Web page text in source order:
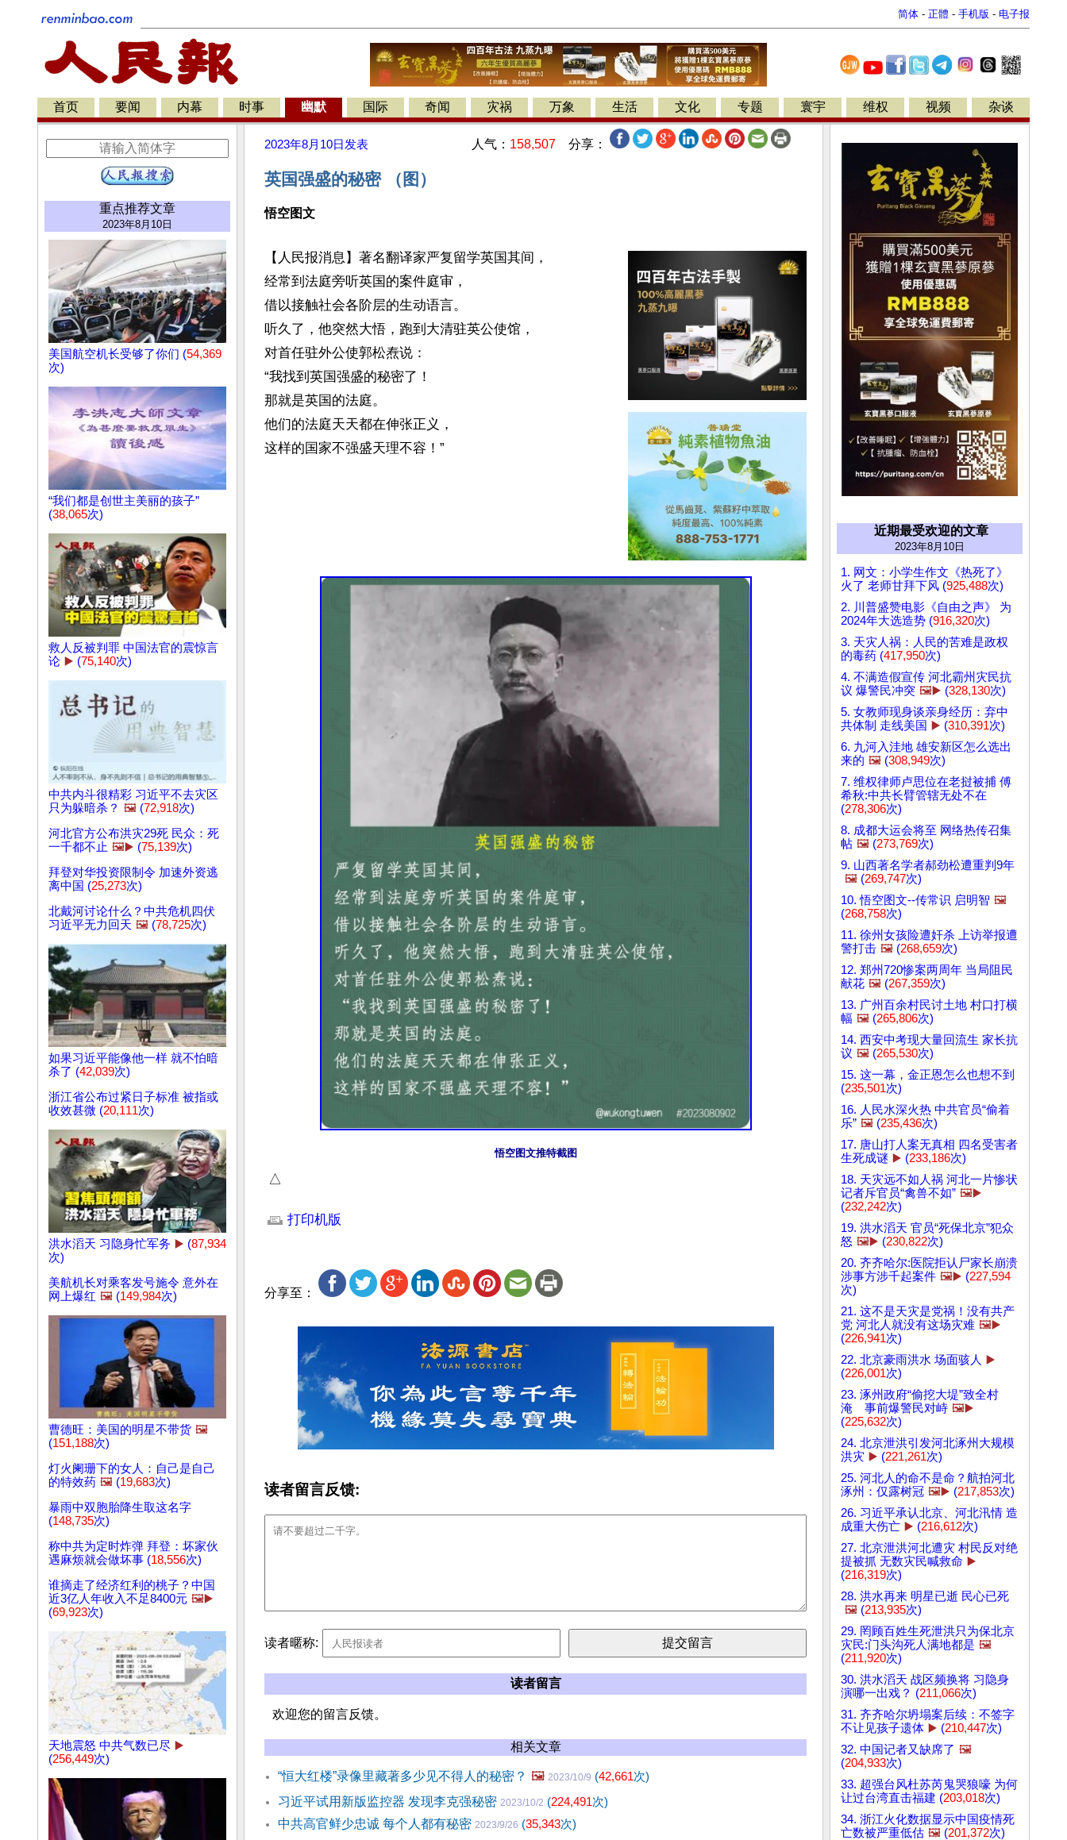
简体 - 正體 - 手机版 - 电子报
首页 要闻 内幕 时事 幽默 国际 奇闻 灾祸 万象 生活 文化 专题 寰宇 维权 视频 杂谈
重点推荐文章
2023年8月10日
美国航空机长受够了你们 (54,369
次)
“我们都是创世主美丽的孩子”
(38,065次)
救人反被判罪 中国法官的震惊言
论 ▶️ (75,140次)
中共内斗很精彩 习近平不去灾区
只为躲暗杀？ 🖼️ (72,918次)
河北官方公布洪灾29死 民众：死
一千都不止 🖼️▶️ (75,139次)
拜登对华投资限制令 加速外资逃
离中国 (25,273次)
北戴河讨论什么？中共危机四伏
习近平无力回天 🖼️ (78,725次)
如果习近平能像他一样 就不怕暗
杀了 (42,039次)
浙江省公布过紧日子标准 被指或
收效甚微 (20,111次)
洪水滔天 习隐身忙军务 ▶️ (87,934
次)
美航机长对乘客发号施令 意外在
网上爆红 🖼️ (149,984次)
曹德旺：美国的明星不带货 🖼️
(151,188次)
灯火阑珊下的女人：自己是自己
的特效药 🖼️ (19,683次)
暴雨中双胞胎降生取这名字
(148,735次)
称中共为定时炸弹 拜登：坏家伙
遇麻烦就会做坏事 (18,556次)
谁摘走了经济红利的桃子？中国
近3亿人年收入不足8400元 🖼️▶️
(69,923次)
天地震怒 中共气数已尽 ▶️
(256,449次)
2023年8月10日 发表 人气： 158,507 分享：
英国强盛的秘密 （图）
悟空图文
【人民报消息】著名翻译家严复留学英国其间，
经常到法庭旁听英国的案件庭审，
借以接触社会各阶层的生动语言。
听久了，他突然大悟，跑到大清驻英公使馆，
对首任驻外公使郭松焘说：
“我找到英国强盛的秘密了！
那就是英国的法庭。
他们的法庭天天都在伸张正义，
这样的国家不强盛天理不容！”
悟空图文推特截图
△
打印机版
分享至：
读者留言反馈:
读者暱称:
读者留言
欢迎您的留言反馈。
相关文章
“恒大红楼”录像里藏著多少见不得人的秘密？ 🖼️ 2023/10/9 (42,661次)
习近平试用新版监控器 发现李克强秘密 2023/10/2 (224,491次)
中共高官鲜少忠诚 每个人都有秘密 2023/9/26 (35,343次)
近期最受欢迎的文章
2023年8月10日
1. 网文：小学生作文《热死了》
火了 老师甘拜下风 (925,488次)
2. 川普盛赞电影《自由之声》 为
2024年大选造势 (916,320次)
3. 天灾人祸：人民的苦难是政权
的毒药 (417,950次)
4. 不满造假宣传 河北霸州灾民抗
议 爆警民冲突 🖼️▶️ (328,130次)
5. 女教师现身谈亲身经历：弃中
共体制 走线美国 ▶️ (310,391次)
6. 九河入洼地 雄安新区怎么选出
来的 🖼️ (308,949次)
7. 维权律师卢思位在老挝被捕 傅
希秋:中共长臂管辖无处不在
(278,306次)
8. 成都大运会将至 网络热传召集
帖 🖼️ (273,769次)
9. 山西著名学者郝劲松遭重判9年
🖼️ (269,747次)
10. 悟空图文--传常识 启明智 🖼️
(268,758次)
11. 徐州女孩险遭奸杀 上访举报遭
警打击 🖼️ (268,659次)
12. 郑州720惨案两周年 当局阻民
献花 🖼️ (267,359次)
13. 广州百余村民讨土地 村口打横
幅 🖼️ (265,806次)
14. 西安中考现大量回流生 家长抗
议 🖼️ (265,530次)
15. 这一幕，金正恩怎么也想不到
(235,501次)
16. 人民水深火热 中共官员“偷着
乐” 🖼️ (235,436次)
17. 唐山打人案无真相 四名受害者
生死成谜 ▶️ (233,186次)
18. 天灾远不如人祸 河北一片惨状
记者斥官员“禽兽不如” 🖼️▶️
(232,242次)
19. 洪水滔天 官员“死保北京”犯众
怒 🖼️▶️ (230,822次)
20. 齐齐哈尔:医院拒认尸家长崩溃
涉事方涉千起案件 🖼️▶️ (227,594
次)
21. 这不是天灾是党祸！没有共产
党 河北人就没有这场灾难 🖼️▶️
(226,941次)
22. 北京豪雨洪水 场面骇人 ▶️
(226,001次)
23. 涿州政府“偷挖大堤”致全村
淹 事前爆警民对峙 🖼️▶️
(225,632次)
24. 北京泄洪引发河北涿州大规模
洪灾 ▶️ (221,261次)
25. 河北人的命不是命？航拍河北
涿州：仅露树冠 🖼️▶️ (217,853次)
26. 习近平承认北京、河北汛情 造
成重大伤亡 ▶️ (216,612次)
27. 北京泄洪河北遭灾 村民反对绝
提被抓 无数灾民喊救命 ▶️
(216,319次)
28. 洪水再来 明星已逝 民心已死
🖼️ (213,935次)
29. 罔顾百姓生死泄洪只为保北京
灾民:门头沟死人满地都是 🖼️
(211,920次)
30. 洪水滔天 战区频换将 习隐身
演哪一出戏？ (211,066次)
31. 齐齐哈尔坍塌案后续：不签字
不让见孩子遗体 ▶️ (210,447次)
32. 中国记者又缺席了 🖼️
(204,933次)
33. 超强台风杜苏芮鬼哭狼嚎 为何
让过台湾直击福建 (203,018次)
34. 浙江火化数据显示中国疫情死
亡数被严重低估 🖼️ (201,372次)